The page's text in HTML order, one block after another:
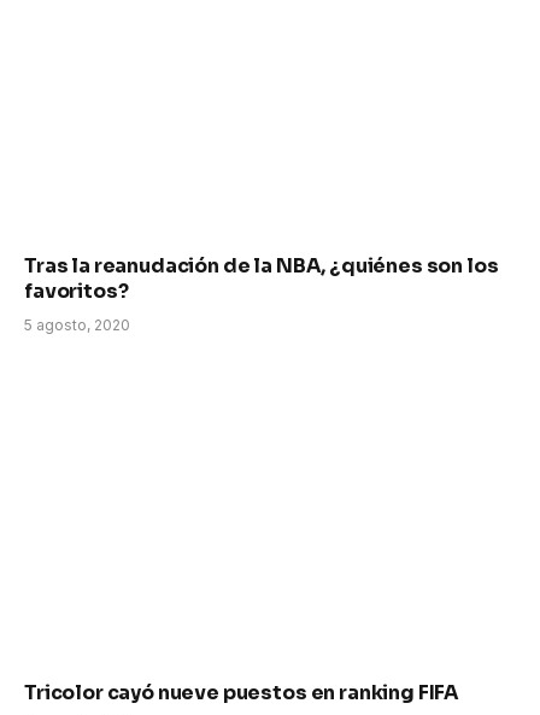
Tras la reanudación de la NBA, ¿quiénes son los
favoritos?
5 agosto, 2020
Tricolor cayó nueve puestos en ranking FIFA